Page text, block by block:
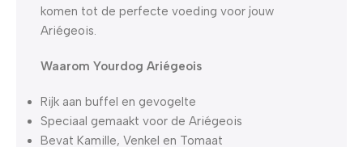
komen tot de perfecte voeding voor jouw
Ariégeois.
Waarom Yourdog Ariégeois
Rijk aan buffel en gevogelte
Speciaal gemaakt voor de Ariégeois
Bevat Kamille, Venkel en Tomaat